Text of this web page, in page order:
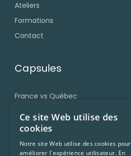
Ateliers
Formations
Contact
Capsules
France vs Québec
Grammaire
Accent et prononciation
Vocabulaire et expressions
Ce site Web utilise des
cookies
Notre site Web utilise des cookies pour
améliorer l'expérience utilisateur. En